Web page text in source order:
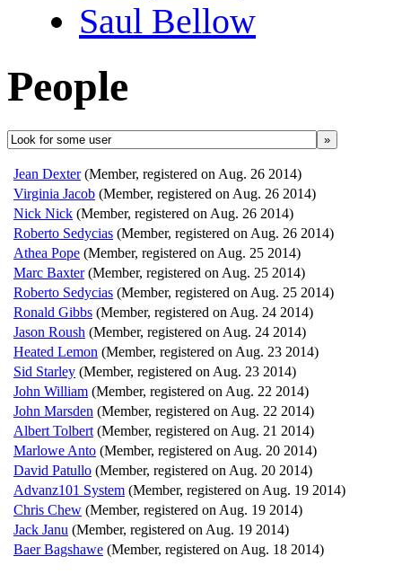
Saul Bellow
People
»
Jean Dexter (Member, registered on Aug. 26 2014)
Virginia Jacob (Member, registered on Aug. 26 2014)
Nick Nick (Member, registered on Aug. 26 2014)
Roberto Sedycias (Member, registered on Aug. 26 2014)
Athea Pope (Member, registered on Aug. 25 2014)
Marc Baxter (Member, registered on Aug. 25 2014)
Roberto Sedycias (Member, registered on Aug. 25 2014)
Ronald Gibbs (Member, registered on Aug. 24 2014)
Jason Roush (Member, registered on Aug. 24 2014)
Heated Lemon (Member, registered on Aug. 23 2014)
Sid Starley (Member, registered on Aug. 23 2014)
John William (Member, registered on Aug. 22 2014)
John Marsden (Member, registered on Aug. 22 2014)
Albert Tolbert (Member, registered on Aug. 21 2014)
Marlowe Anto (Member, registered on Aug. 20 2014)
David Patullo (Member, registered on Aug. 20 2014)
Advanz101 System (Member, registered on Aug. 19 2014)
Chris Chew (Member, registered on Aug. 19 2014)
Jack Janu (Member, registered on Aug. 19 2014)
Baer Bagshawe (Member, registered on Aug. 18 2014)